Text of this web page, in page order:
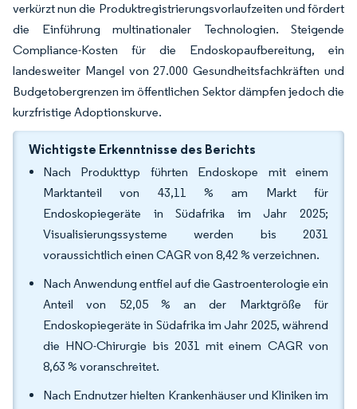
verkürzt nun die Produktregistrierungsvorlaufzeiten und fördert
die Einführung multinationaler Technologien. Steigende
Compliance-Kosten für die Endoskopaufbereitung, ein
landesweiter Mangel von 27.000 Gesundheitsfachkräften und
Budgetobergrenzen im öffentlichen Sektor dämpfen jedoch die
kurzfristige Adoptionskurve.
Wichtigste Erkenntnisse des Berichts
Nach Produkttyp führten Endoskope mit einem
Marktanteil von 43,11 % am Markt für
Endoskopiegeräte in Südafrika im Jahr 2025;
Visualisierungssysteme werden bis 2031
voraussichtlich einen CAGR von 8,42 % verzeichnen.
Nach Anwendung entfiel auf die Gastroenterologie ein
Anteil von 52,05 % an der Marktgröße für
Endoskopiegeräte in Südafrika im Jahr 2025, während
die HNO-Chirurgie bis 2031 mit einem CAGR von
8,63 % voranschreitet.
Nach Endnutzer hielten Krankenhäuser und Kliniken im